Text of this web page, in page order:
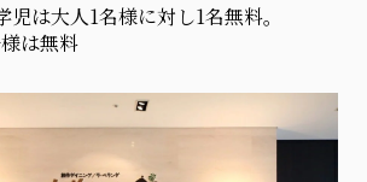
は大人1名様に対し1名無料。
は無料